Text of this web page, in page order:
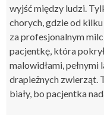
wyjść między ludzi.
chorych, gdzie od
za profesjonalnym
pacjentkę, która
malowidłami,
drapieżnych zwierząt.
biały, bo pacjentka